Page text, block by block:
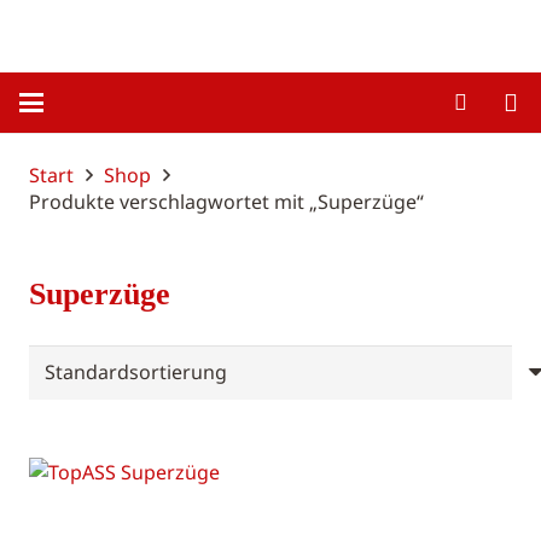
Start
Shop
Produkte verschlagwortet mit „Superzüge“
Superzüge